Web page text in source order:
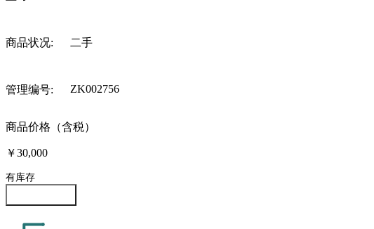
商品状况: 二手
管理编号: ZK002756
商品价格（含税）
￥30,000
有库存